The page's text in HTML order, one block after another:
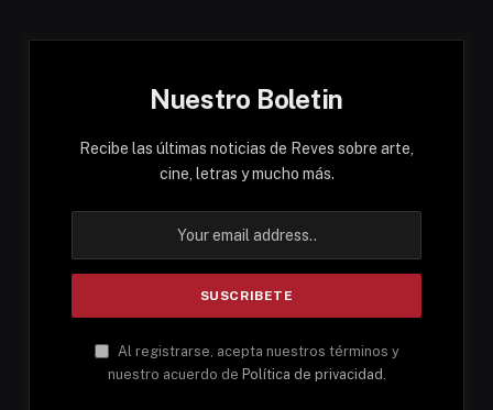
Nuestro Boletin
Recibe las últimas noticias de Reves sobre arte,
cine, letras y mucho más.
Al registrarse, acepta nuestros términos y
nuestro acuerdo de Política de privacidad .